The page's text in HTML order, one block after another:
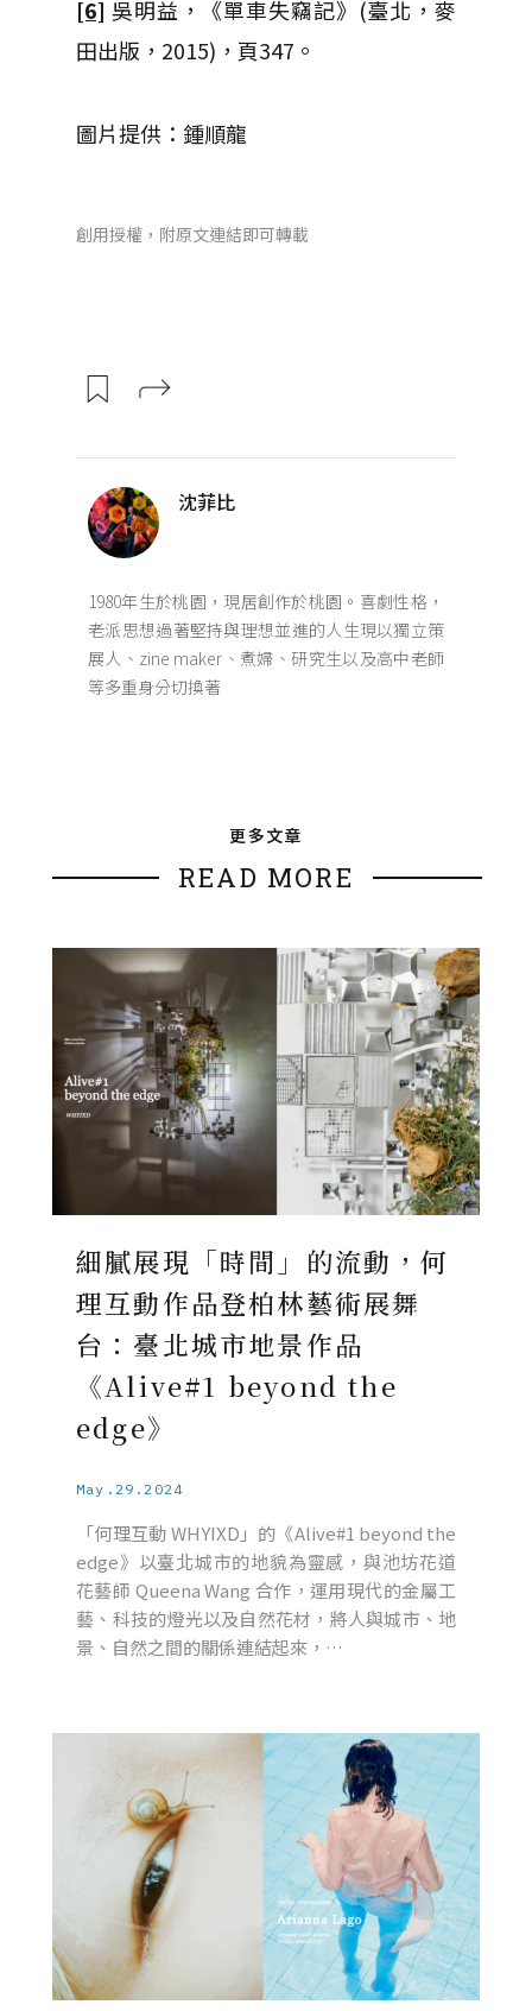
[6] 吳明益，《單車失竊記》(臺北，麥
田出版，2015)，頁347。
圖片提供：鍾順龍
創用授權，附原文連結即可轉載
沈菲比
1980年生於桃園，現居創作於桃園。喜劇性格，
老派思想過著堅持與理想並進的人生現以獨立策
展人、zine maker、煮婦、研究生以及高中老師
等多重身分切換著
更多文章
READ MORE
細膩展現「時間」的流動，何
理互動作品登柏林藝術展舞
台：臺北城市地景作品
《Alive#1 beyond the
edge》
May.29.2024
「何理互動 WHYIXD」的《Alive#1 beyond the
edge》以臺北城市的地貌為靈感，與池坊花道
花藝師 Queena Wang 合作，運用現代的金屬工
藝、科技的燈光以及自然花材，將人與城市、地
景、自然之間的關係連結起來，…